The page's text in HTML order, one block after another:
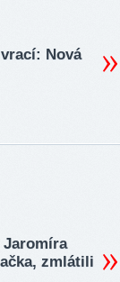
Nová
Jaromíra
zmlátili